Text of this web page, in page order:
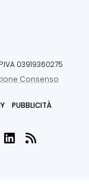
03919360275
Consenso
PUBBLICITÀ